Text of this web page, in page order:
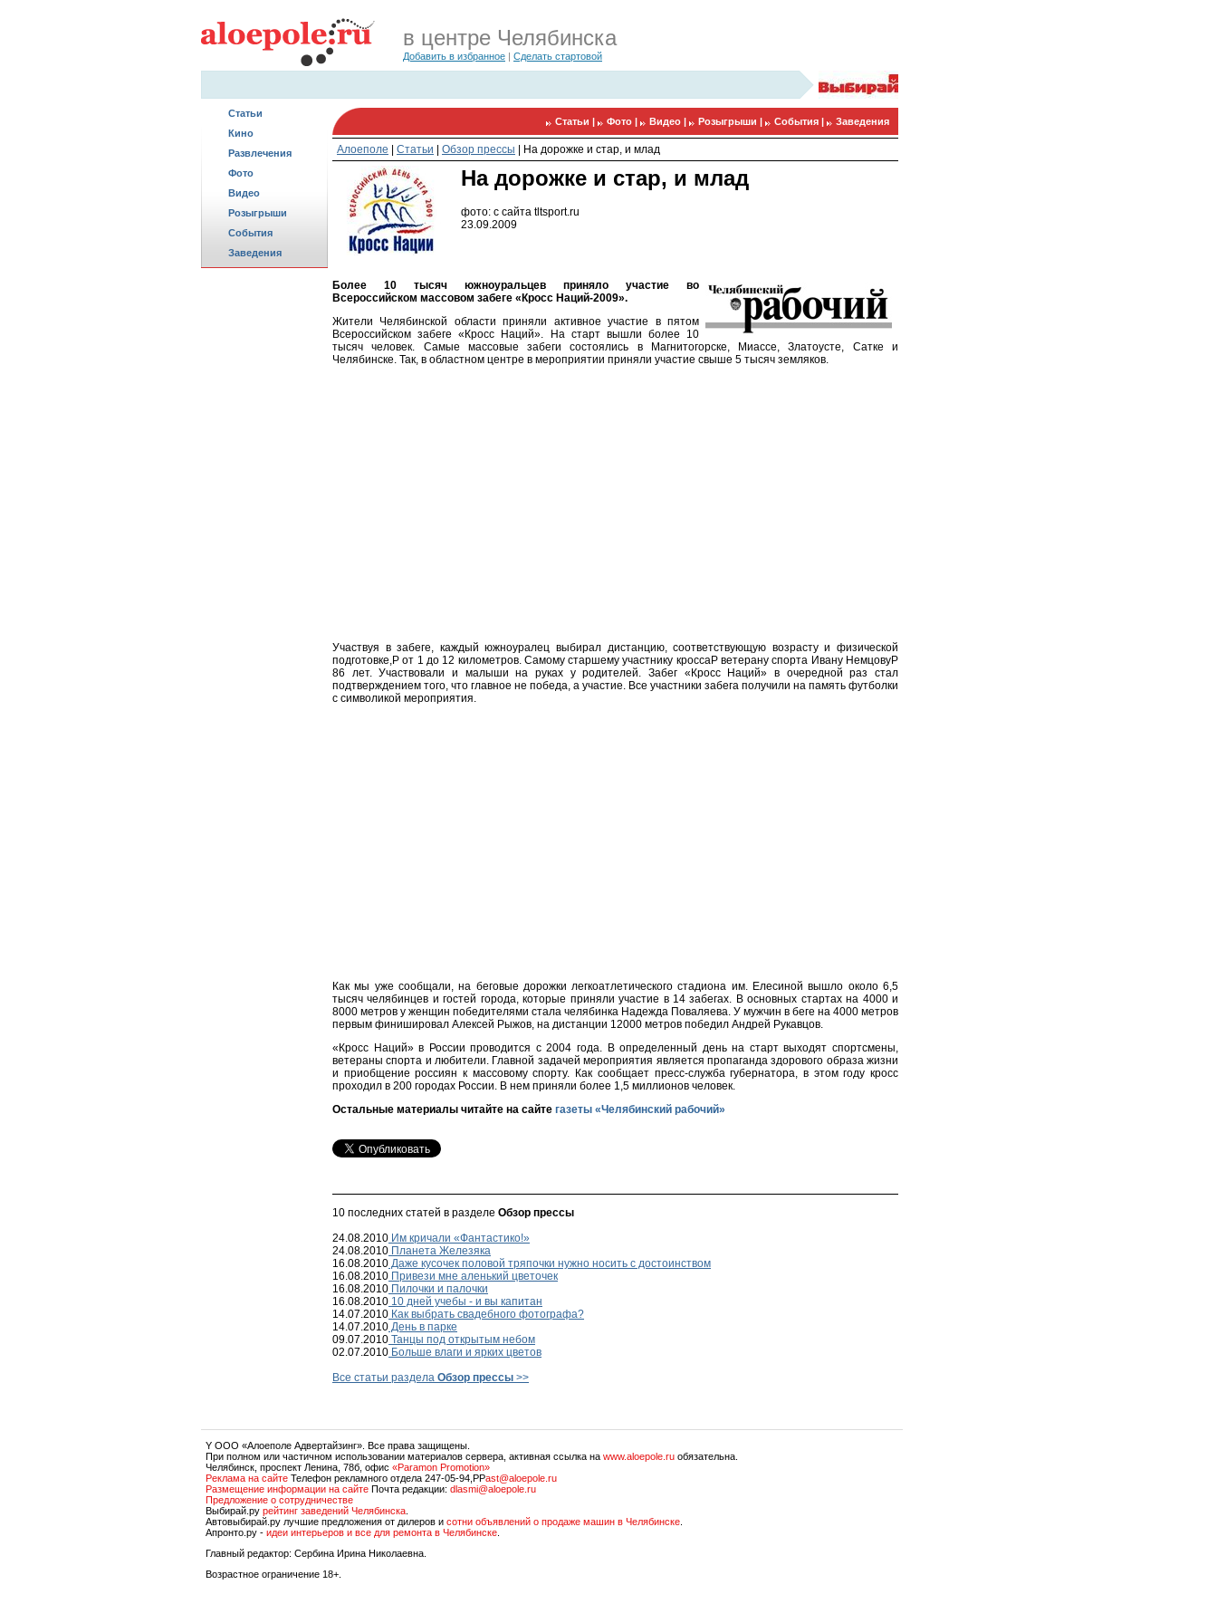
в центре Челябинска
Добавить в избранное | Сделать стартовой
Статьи
Кино
Развлечения
Фото
Видео
Розыгрыши
События
Заведения
Статьи | Фото | Видео | Розыгрыши | События | Заведения
Алоеполе Статьи Обзор прессы На дорожке и стар, и млад
На дорожке и стар, и млад
фото: с сайта tltsport.ru
23.09.2009
Более 10 тысяч южноуральцев приняло участие во
Всероссийском массовом забеге «Кросс Наций-2009».
Жители Челябинской области приняли активное участие в пятом
Всероссийском забеге «Кросс Наций». На старт вышли более 10
тысяч человек. Самые массовые забеги состоялись в Магнитогорске, Миассе, Златоусте, Сатке и
Челябинске. Так, в областном центре в мероприятии приняли участие свыше 5 тысяч земляков.
Участвуя в забеге, каждый южноуралец выбирал дистанцию, соответствующую возрасту и физической
подготовке,P от 1 до 12 километров. Самому старшему участнику кроссаP ветерану спорта Ивану НемцовуP
86 лет. Участвовали и малыши на руках у родителей. Забег «Кросс Наций» в очередной раз стал
подтверждением того, что главное не победа, а участие. Все участники забега получили на память футболки
с символикой мероприятия.
Как мы уже сообщали, на беговые дорожки легкоатлетического стадиона им. Елесиной вышло около 6,5
тысяч челябинцев и гостей города, которые приняли участие в 14 забегах. В основных стартах на 4000 и
8000 метров у женщин победителями стала челябинка Надежда Поваляева. У мужчин в беге на 4000 метров
первым финишировал Алексей Рыжов, на дистанции 12000 метров победил Андрей Рукавцов.
«Кросс Наций» в России проводится с 2004 года. В определенный день на старт выходят спортсмены,
ветераны спорта и любители. Главной задачей мероприятия является пропаганда здорового образа жизни
и приобщение россиян к массовому спорту. Как сообщает пресс-служба губернатора, в этом году кросс
проходил в 200 городах России. В нем приняли более 1,5 миллионов человек.
Остальные материалы читайте на сайте газеты «Челябинский рабочий»
10 последних статей в разделе Обзор прессы
24.08.2010 Им кричали «Фантастико!»
24.08.2010 Планета Железяка
16.08.2010 Даже кусочек половой тряпочки нужно носить с достоинством
16.08.2010 Привези мне аленький цветочек
16.08.2010 Пилочки и палочки
16.08.2010 10 дней учебы - и вы капитан
14.07.2010 Как выбрать свадебного фотографа?
14.07.2010 День в парке
09.07.2010 Танцы под открытым небом
02.07.2010 Больше влаги и ярких цветов
Все статьи раздела Обзор прессы >>
Y OOO «Алоеполе Адвертайзинг». Все права защищены.
При полном или частичном использовании материалов сервера, активная ссылка на www.aloepole.ru обязательна.
Челябинск, проспект Ленина, 78б, офис «Paramon Promotion»
Реклама на сайте Телефон рекламного отдела 247-05-94,PPast@aloepole.ru
Размещение информации на сайте Почта редакции: dlasmi@aloepole.ru
Предложение о сотрудничестве
Выбирай.ру рейтинг заведений Челябинска
Автовыбирай.ру лучшие предложения от дилеров и сотни объявлений о продаже машин в Челябинске
Апронто.ру - идеи интерьеров и все для ремонта в Челябинске
Главный редактор: Сербина Ирина Николаевна.
Возрастное ограничение 18+.